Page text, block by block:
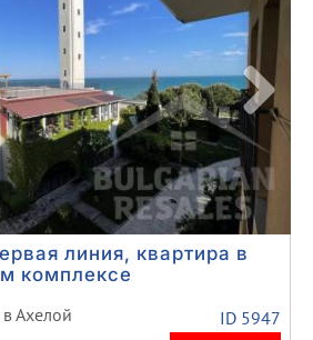
линия, квартира в
комплексе
Ахелой
ID 5947